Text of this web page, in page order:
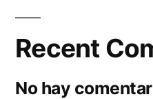
Recent
No hay